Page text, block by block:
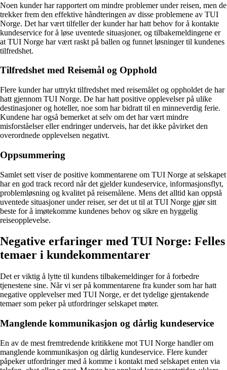
Noen kunder har rapportert om mindre problemer under reisen, men de
trekker frem den effektive håndteringen av disse problemene av TUI
Norge. Det har vært tilfeller der kunder har hatt behov for å kontakte
kundeservice for å løse uventede situasjoner, og tilbakemeldingene er
at TUI Norge har vært raskt på ballen og funnet løsninger til kundenes
tilfredshet.
Tilfredshet med Reisemål og Opphold
Flere kunder har uttrykt tilfredshet med reisemålet og oppholdet de har
hatt gjennom TUI Norge. De har hatt positive opplevelser på ulike
destinasjoner og hoteller, noe som har bidratt til en minneverdig ferie.
Kundene har også bemerket at selv om det har vært mindre
misforståelser eller endringer underveis, har det ikke påvirket den
overordnede opplevelsen negativt.
Oppsummering
Samlet sett viser de positive kommentarene om TUI Norge at selskapet
har en god track record når det gjelder kundeservice, informasjonsflyt,
problemløsning og kvalitet på reisemålene. Mens det alltid kan oppstå
uventede situasjoner under reiser, ser det ut til at TUI Norge gjør sitt
beste for å imøtekomme kundenes behov og sikre en hyggelig
reiseopplevelse.
Negative erfaringer med TUI Norge: Felles
temaer i kundekommentarer
Det er viktig å lytte til kundens tilbakemeldinger for å forbedre
tjenestene sine. Når vi ser på kommentarene fra kunder som har hatt
negative opplevelser med TUI Norge, er det tydelige gjentakende
temaer som peker på utfordringer selskapet møter.
Manglende kommunikasjon og dårlig kundeservice
En av de mest fremtredende kritikkene mot TUI Norge handler om
manglende kommunikasjon og dårlig kundeservice. Flere kunder
påpeker utfordringer med å komme i kontakt med selskapet enten via